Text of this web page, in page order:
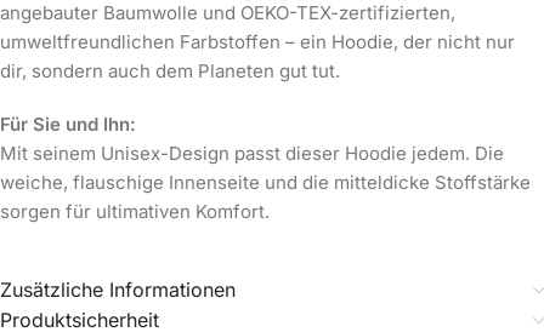
angebauter Baumwolle und OEKO-TEX-zertifizierten,
umweltfreundlichen Farbstoffen – ein Hoodie, der nicht nur
dir, sondern auch dem Planeten gut tut.
Für Sie und Ihn:
Mit seinem Unisex-Design passt dieser Hoodie jedem. Die
weiche, flauschige Innenseite und die mitteldicke Stoffstärke
sorgen für ultimativen Komfort.
Zusätzliche Informationen
Produktsicherheit